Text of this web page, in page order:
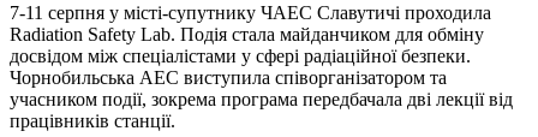
7-11 серпня у місті-супутнику ЧАЕС Славутичі проходила
Radiation Safety Lab. Подія стала майданчиком для обміну
досвідом між спеціалістами у сфері радіаційної безпеки.
Чорнобильська АЕС виступила співорганізатором та
учасником події, зокрема програма передбачала дві лекції від
працівників станції.